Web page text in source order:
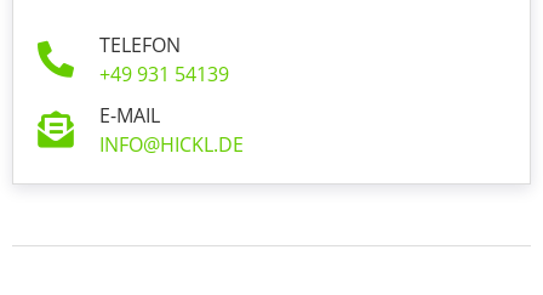
TELEFON
+49 931 54139
E-MAIL
INFO@HICKL.DE